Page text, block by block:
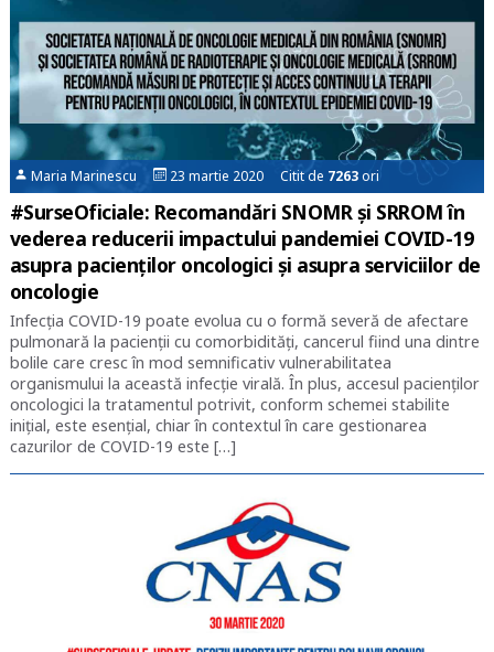
Maria Marinescu 23 martie 2020 Citit de 7263ori
#SurseOficiale: Recomandări SNOMR și SRROM în
vederea reducerii impactului pandemiei COVID-19
asupra pacienților oncologici și asupra serviciilor de
oncologie
Infecția COVID-19 poate evolua cu o formă severă de afectare
pulmonară la pacienții cu comorbidități, cancerul fiind una dintre
bolile care cresc în mod semnificativ vulnerabilitatea
organismului la această infecție virală. În plus, accesul pacienților
oncologici la tratamentul potrivit, conform schemei stabilite
inițial, este esențial, chiar în contextul în care gestionarea
cazurilor de COVID-19 este […]